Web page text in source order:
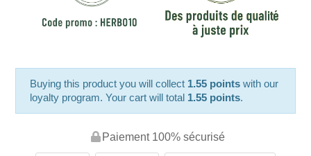
Buying this product you will collect 1.55 points with our
loyalty program. Your cart will total 1.55 points.
Paiement 100% sécurisé